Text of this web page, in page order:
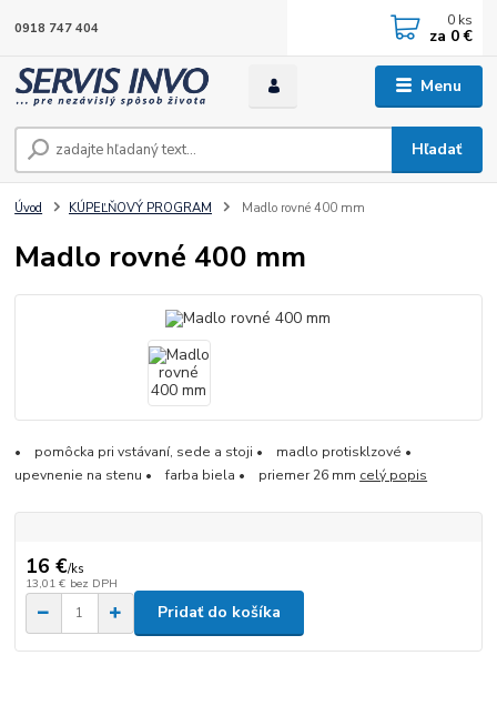
Menu
Hľadať
0918 747 404 0 ks
za 0 €
Úvod KÚPEĽŇOVÝ PROGRAM Madlo rovné 400 mm
Madlo rovné 400 mm
• pomôcka pri vstávaní, sede a stoji • madlo protisklzové •
upevnenie na stenu • farba biela • priemer 26 mm celý popis
16 €/ks
13,01 € bez DPH
Pridať do košíka